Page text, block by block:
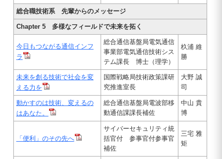
総合職技術系 先輩からのメッセージ
Chapter 5 多様なフィールドで未来を拓く
今日もつながる通信インフ
ラ
総合通信基盤局電気通信
事業部電気通信技術シス
テム課長 博士（理学）
杦浦 維
勝
未来を創る技術で社会を変
える力を
国際戦略局技術政策課研
究推進室長
大野 誠
司
動かすのは技術、変えるの
はあなた。
総合通信基盤局電波部移
動通信課課長補佐
中山 貴
博
「便利」のその先へ
サイバーセキュリティ統
括官付 参事官付参事官
補佐
三宅 雅
矩